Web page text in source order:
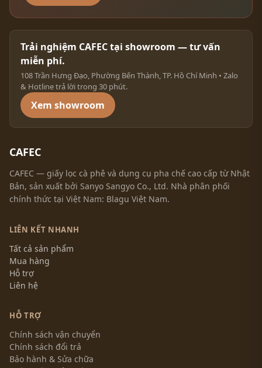
Trải nghiệm CAFEC tại showroom — tư vấn
miễn phí.
108 Trần Hưng Đạo, Phường Bến Thành, TP. Hồ Chí Minh • Zalo
& Hotline trả lời trong 30 phút.
Xem showroom
CAFEC
CAFEC — giấy lọc cà phê và dụng cụ pha chế cao cấp từ Nhật
Bản, sản xuất bởi Sanyo Sangyo Co., Ltd. Nhà phân phối
chính thức tại Việt Nam: Blagu Việt Nam.
LIÊN KẾT NHANH
Tất cả sản phẩm
Mua hàng
Hỗ trợ
Liên hệ
HỖ TRỢ
Chính sách vận chuyển
Chính sách đổi trả
Bảo hành & Sửa chữa